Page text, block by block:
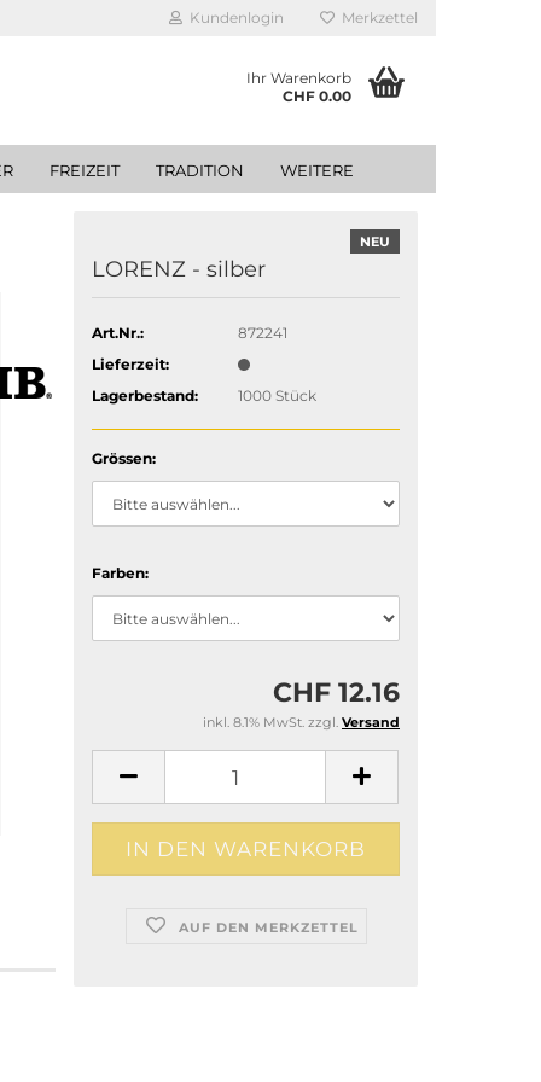
Kundenlogin Merkzettel
Ihr Warenkorb
CHF 0.00
FREIZEIT TRADITION WEITERE
NEU
LORENZ - silber
Art.Nr.:
872241
Lieferzeit:
Lagerbestand:
1000Stück
Grössen:
Farben:
CHF 12.16
inkl. 8.1% MwSt. zzgl. Versand
AUF DEN MERKZETTEL